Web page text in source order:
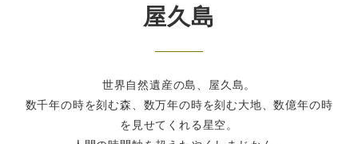
屋久島
世界自然遺産の島、屋久島。
数千年の時を刻む森、数万年の時を刻む大地、数億年の時
を見せてくれる星空。